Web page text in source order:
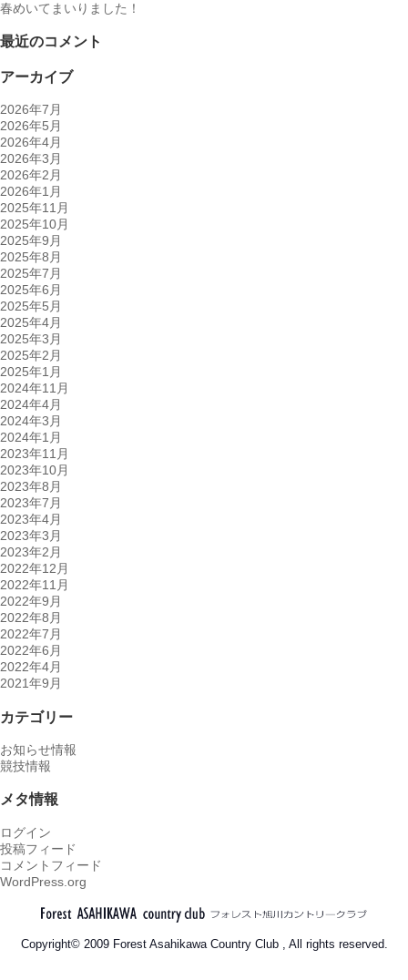
春めいてまいりました！
最近のコメント
アーカイブ
2026年7月
2026年5月
2026年4月
2026年3月
2026年2月
2026年1月
2025年11月
2025年10月
2025年9月
2025年8月
2025年7月
2025年6月
2025年5月
2025年4月
2025年3月
2025年2月
2025年1月
2024年11月
2024年4月
2024年3月
2024年1月
2023年11月
2023年10月
2023年8月
2023年7月
2023年4月
2023年3月
2023年2月
2022年12月
2022年11月
2022年9月
2022年8月
2022年7月
2022年6月
2022年4月
2021年9月
カテゴリー
お知らせ情報
競技情報
メタ情報
ログイン
投稿フィード
コメントフィード
WordPress.org
Copyright© 2009 Forest Asahikawa Country Club , All rights reserved.